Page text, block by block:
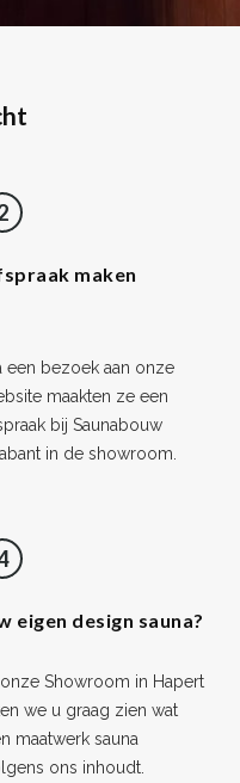
maken
een bezoek aan onze
maakten ze een
bij Saunabouw
in de showroom.
eigen design sauna?
onze Showroom in Hapert
we u graag zien wat
maatwerk sauna
ons inhoudt.